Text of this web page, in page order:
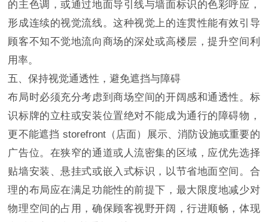
的主色调，或通过地面导引线与墙面标识的色彩呼应，
形成连续的视觉流线。这种视觉上的连贯性能有效引导
顾客不知不觉地流向商场的深处或高楼层，提升空间利
用率。
五、保持视觉通透性，避免遮挡与障碍
布局时必须充分考虑到商场空间的开阔感和通透性。标
识标牌的立柱或安装位置绝对不能成为通行的障碍物，
更不能遮挡 storefront（店面）展示、消防设施或重要的
广告位。在狭窄的通道或人流密集的区域，应优先选择
贴墙安装、悬挂式或嵌入式标识，以节省地面空间。合
理的布局应在满足功能性的前提下，最大限度地减少对
物理空间的占用，确保顾客视野开阔，行进顺畅，体现